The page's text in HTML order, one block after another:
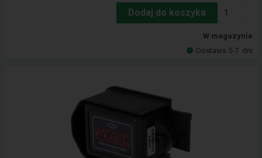
Dodaj do koszyka
W magazynie
Dostawa 5-7 dni